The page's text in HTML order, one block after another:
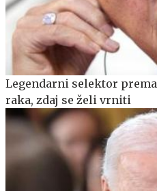
Legendarni selektor
raka, zdaj se želi vrniti